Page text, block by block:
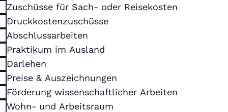
Zuschüsse für Sach- oder Reisekosten
Druckkostenzuschüsse
Abschlussarbeiten
Praktikum im Ausland
Darlehen
Preise & Auszeichnungen
Förderung wissenschaftlicher Arbeiten
Wohn- und Arbeitsraum